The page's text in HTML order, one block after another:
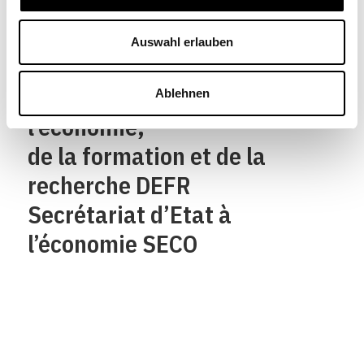
Auswahl erlauben
Ablehnen
Confederazione Svizzera
Confederaziun svizra
Département fédéral de
l’économie,
de la formation et de la
recherche DEFR
Secrétariat d’Etat à
l’économie SECO